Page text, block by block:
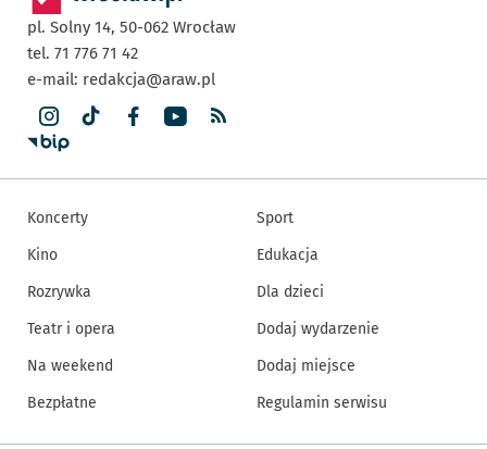
pl. Solny 14, 50-062 Wrocław
tel. 71 776 71 42
e-mail: redakcja@araw.pl
Koncerty
Kino
Rozrywka
Teatr i opera
Na weekend
Bezpłatne
Sport
Edukacja
Dla dzieci
Dodaj wydarzenie
Dodaj miejsce
Regulamin serwisu